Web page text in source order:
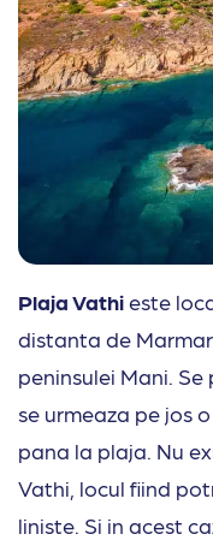
Plaja Vathieste
distanta de
peninsulei Mani.
se urmeaza pe jos
pana la plaja. Nu
Vathi, locul fiind
liniste. Si in acest